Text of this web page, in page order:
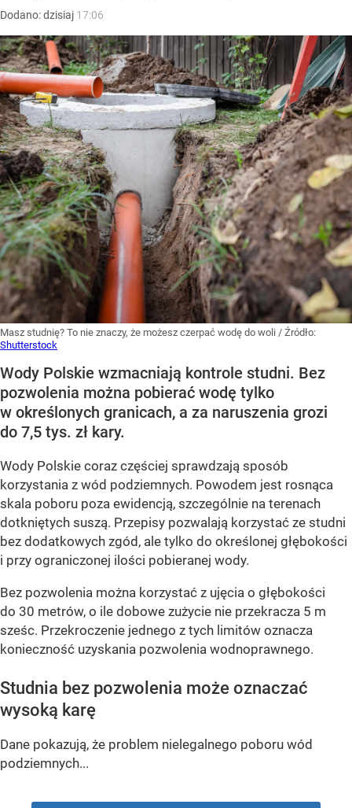
Dodano:dzisiaj 17:06
Masz studnię? To nie znaczy, że możesz czerpać wodę do woli / Źródło:
Shutterstock
Wody Polskie wzmacniają kontrole studni. Bez
pozwolenia można pobierać wodę tylko
w określonych granicach, a za naruszenia grozi
do 7,5 tys. zł kary.
Wody Polskie coraz częściej sprawdzają sposób
korzystania z wód podziemnych. Powodem jest rosnąca
skala poboru poza ewidencją, szczególnie na terenach
dotkniętych suszą. Przepisy pozwalają korzystać ze studni
bez dodatkowych zgód, ale tylko do określonej głębokości
i przy ograniczonej ilości pobieranej wody.
Bez pozwolenia można korzystać z ujęcia o głębokości
do 30 metrów, o ile dobowe zużycie nie przekracza 5 m
sześc. Przekroczenie jednego z tych limitów oznacza
konieczność uzyskania pozwolenia wodnoprawnego.
Studnia bez pozwolenia może oznaczać
wysoką karę
Dane pokazują, że problem nielegalnego poboru wód
podziemnych...